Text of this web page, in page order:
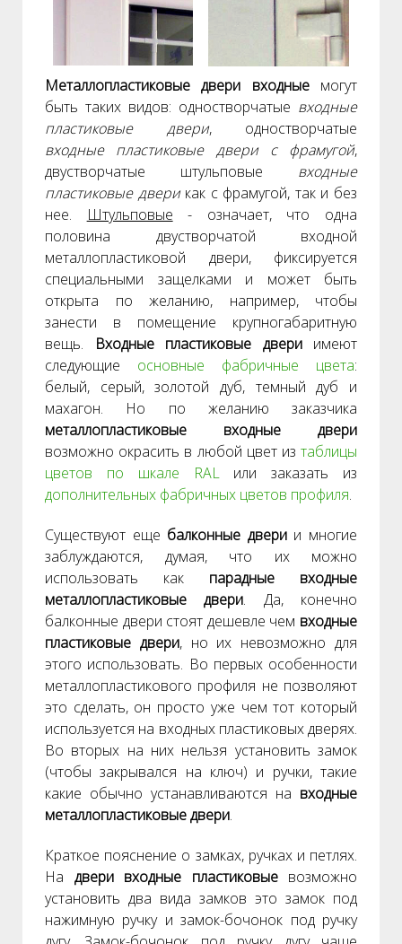
Металлопластиковые двери входныемогут
быть таких видов: одностворчатые входные
пластиковые двери, одностворчатые
входные пластиковые двери с фрамугой,
двустворчатые штульповые входные
пластиковые дверикак с фрамугой, так и без
нее.
Штульповые - означает, что одна
половина двустворчатой входной
металлопластиковой двери, фиксируется
специальными защелками и может быть
открыта по желанию, например, чтобы
занести в помещение крупногабаритную
вещь.
Входные пластиковые двериимеют
следующие основные фабричные цвета:
белый, серый, золотой дуб, темный дуб и
махагон. Но по желанию заказчика
металлопластиковые входные двери
возможно окрасить в любой цвет из таблицы
цветов по шкале RALили заказать из
дополнительных фабричных цветов профиля.
Существуют еще балконные дверии многие
заблуждаются, думая, что их можно
использовать как парадные входные
металлопластиковые двери. Да, конечно
балконные двери стоят дешевле чем входные
пластиковые двери, но их невозможно для
этого использовать. Во первых особенности
металлопластикового профиля не позволяют
это сделать, он просто уже чем тот который
используется на входных пластиковых дверях.
Во вторых на них нельзя установить замок
(чтобы закрывался на ключ) и ручки, такие
какие обычно устанавливаются на входные
металлопластиковые двери.
Краткое пояснение о замках, ручках и петлях.
На двери входные пластиковыевозможно
установить два вида замков это замок под
нажимную ручку и замок-бочонок под ручку